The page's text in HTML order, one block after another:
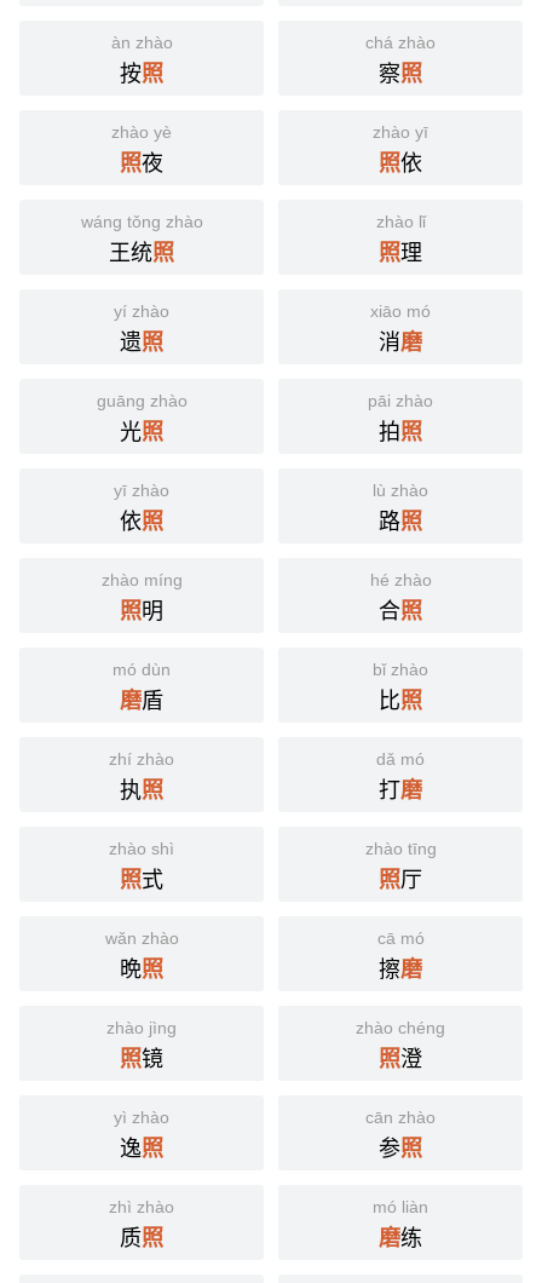
àn zhào
按照
chá zhào
察照
zhào yè
照夜
zhào yī
照依
wáng tǒng zhào
王统照
zhào lǐ
照理
yí zhào
遗照
xiāo mó
消磨
guāng zhào
光照
pāi zhào
拍照
yī zhào
依照
lù zhào
路照
zhào míng
照明
hé zhào
合照
mó dùn
磨盾
bǐ zhào
比照
zhí zhào
执照
dǎ mó
打磨
zhào shì
照式
zhào tīng
照厅
wǎn zhào
晩照
cā mó
擦磨
zhào jìng
照镜
zhào chéng
照澄
yì zhào
逸照
cān zhào
参照
zhì zhào
质照
mó liàn
磨练